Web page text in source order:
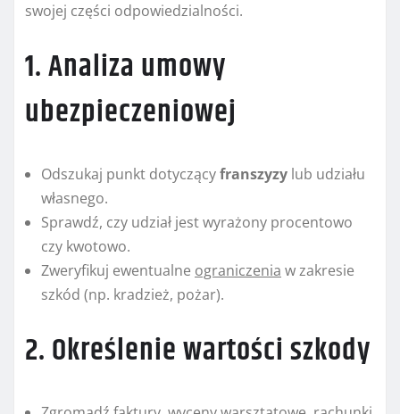
swojej części odpowiedzialności.
1. Analiza umowy
ubezpieczeniowej
Odszukaj punkt dotyczącyfranszyzy lub udziału
własnego.
Sprawdź, czy udział jest wyrażony procentowo
czy kwotowo.
Zweryfikuj ewentualne ograniczenia w zakresie
szkód (np. kradzież, pożar).
2. Określenie wartości szkody